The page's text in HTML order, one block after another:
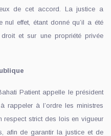
de cet accord. La justice a
effet, étant donné qu’il a été
et sur une propriété privée
Patient appelle le président
rappeler à l’ordre les ministres
respect strict des lois en vigueur
afin de garantir la justice et de